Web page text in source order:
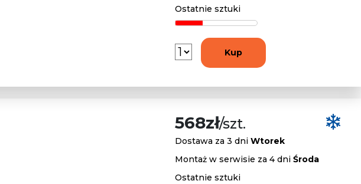
Ostatnie sztuki
Kup
568zł/szt.
Dostawa za 3 dni Wtorek
Montaż w serwisie za 4 dni Środa
Ostatnie sztuki